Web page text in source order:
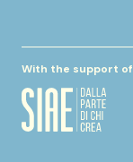
With the support of